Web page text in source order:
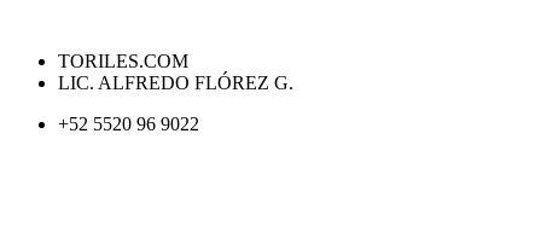
TORILES.COM
LIC. ALFREDO FLÓREZ G.
+52 5520 96 9022